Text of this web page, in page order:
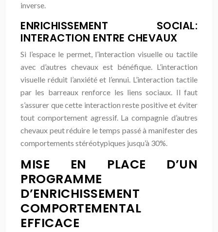
inverse.
ENRICHISSEMENT SOCIAL:
INTERACTION ENTRE CHEVAUX
Si l’espace le permet, l’interaction visuelle ou tactile
avec d’autres chevaux est bénéfique. L’interaction
visuelle réduit l’anxiété et l’ennui. L’interaction tactile
par les barreaux renforce les liens sociaux. Il faut
s’assurer que cette interaction reste positive et éviter
tout comportement agressif. La compagnie d’autres
chevaux peut réduire le temps passé à manifester des
comportements stéréotypiques jusqu’à 30%.
MISE EN PLACE D’UN
PROGRAMME
D’ENRICHISSEMENT
COMPORTEMENTAL
EFFICACE